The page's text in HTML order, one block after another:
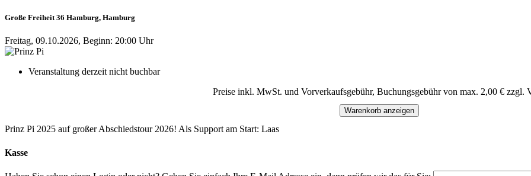
Große Freiheit 36 Hamburg, Hamburg
Freitag, 09.10.2026, Beginn: 20:00 Uhr
Veranstaltung derzeit nicht buchbar
Preise inkl. MwSt. und Vorverkaufsgebühr, Buchungsgebühr von max. 2,00 € zzgl.
Warenkorb anzeigen
Prinz Pi 2025 auf großer Abschiedstour 2026! Als Support am Start: Laas
Kasse